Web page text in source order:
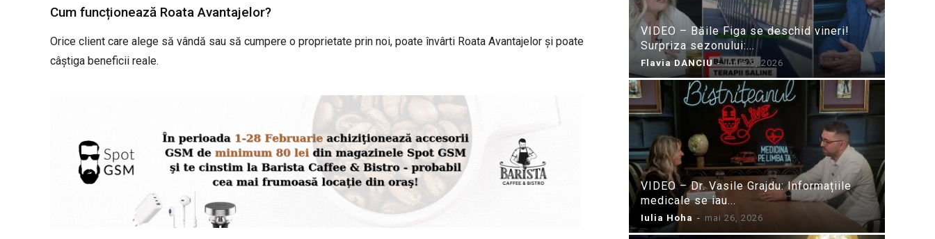
Cum funcționează Roata Avantajelor?
Orice client care alege să vândă sau să cumpere o proprietate prin noi, poate învârti Roata Avantajelor și poate
câștiga beneficii reale.
VIDEO – Băile Figa se deschid vineri!
Surpriza sezonului:...
Flavia DANCIU - iunie 9, 2026
VIDEO – Dr. Vasile Grajdu: Informațiile
medicale se iau...
Iulia Hoha - mai 26, 2026